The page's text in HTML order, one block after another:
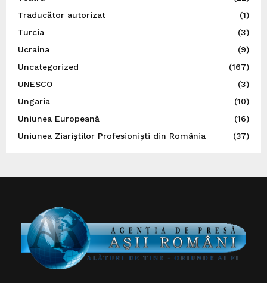
Traducător autorizat
(1)
Turcia
(3)
Ucraina
(9)
Uncategorized
(167)
UNESCO
(3)
Ungaria
(10)
Uniunea Europeană
(16)
Uniunea Ziariștilor Profesioniști din România
(37)